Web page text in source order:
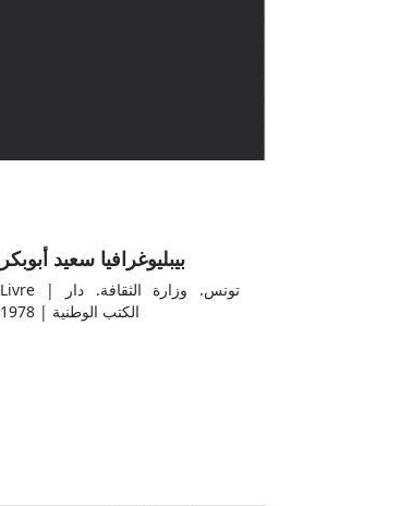
بيبليوغرافيا سعيد أبوبكر
Livre | تونس. وزارة الثقافة. دار
الكتب الوطنية | 1978